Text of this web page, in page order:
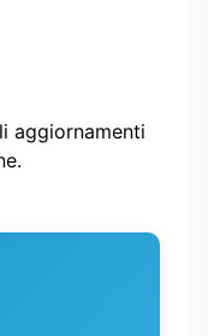
aggiornamenti